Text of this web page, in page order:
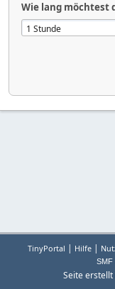
Wie lang möchtest
TinyPortal | Hilfe |
SMF
Seite erstellt